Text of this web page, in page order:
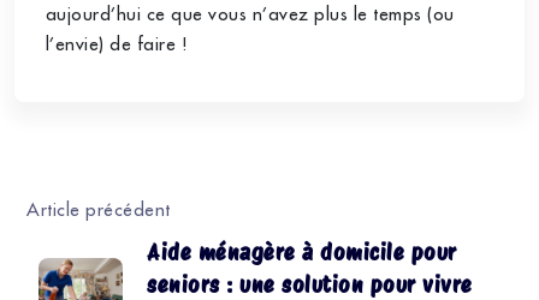
aujourd’hui ce que vous n’avez plus le temps (ou
l’envie) de faire !
Article précédent
Aide ménagère à domicile pour
seniors : une solution pour vivre